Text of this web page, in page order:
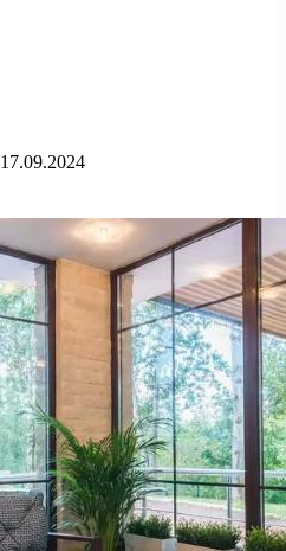
17.09.2024